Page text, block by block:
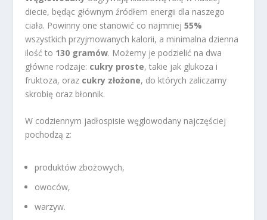
diecie, będąc głównym źródłem energii dla naszego
ciała. Powinny one stanowić co najmniej55%
wszystkich przyjmowanych kalorii, a minimalna dzienna
ilość to 130 gramów. Możemy je podzielić na dwa
główne rodzaje: cukry proste, takie jak glukoza i
fruktoza, oraz cukry złożone, do których zaliczamy
skrobię oraz błonnik.
W codziennym jadłospisie węglowodany najczęściej
pochodzą z:
produktów zbożowych,
owoców,
warzyw.